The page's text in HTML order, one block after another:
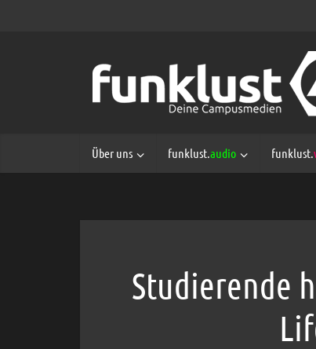
Über uns funklust.audio funklust.
Studierende